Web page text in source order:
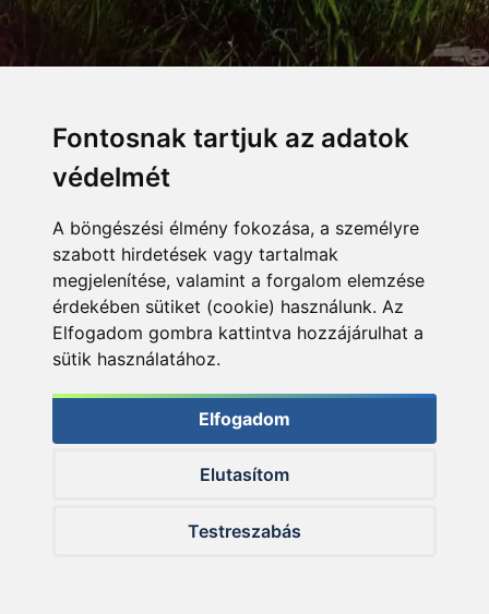
Fontosnak tartjuk az adatok
védelmét
A böngészési élmény fokozása, a személyre
szabott hirdetések vagy tartalmak
megjelenítése, valamint a forgalom elemzése
érdekében sütiket (cookie) használunk. Az
Elfogadom gombra kattintva hozzájárulhat a
sütik használatához.
Elfogadom
Elutasítom
Testreszabás
Fotók: Veselý Márió, Balázs Dávid, Erdélyi Róbert
KAPCSOLÓDÓ TERMÉKEK
+380
By Döme TEAM
+350